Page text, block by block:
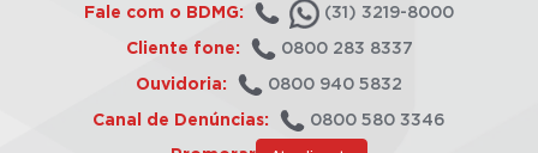
Fale com o BDMG: (31) 3219-8000
Cliente fone: 0800 283 8337
Ouvidoria: 0800 940 5832
Canal de Denúncias: 0800 580 3346